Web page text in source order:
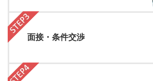
面接・条件交渉